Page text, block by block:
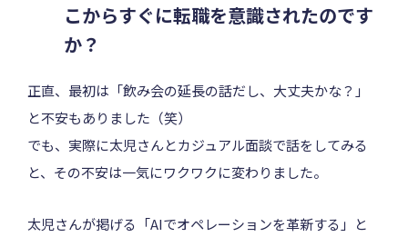
こからすぐに転職を意識されたのです
か？
正直、最初は「飲み会の延長の話だし、大丈夫かな？」
と不安もありました（笑）
でも、実際に太児さんとカジュアル面談で話をしてみる
と、その不安は一気にワクワクに変わりました。
太児さんが掲げる「AIでオペレーションを革新する」と